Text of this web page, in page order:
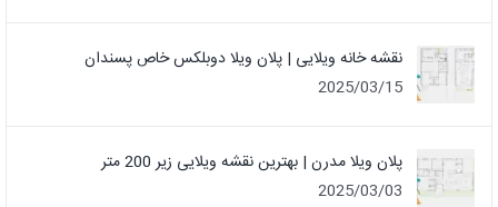
نقشه خانه ویلایی | پلان ویلا دوبلکس خاص پسندان
2025/03/15
پلان ویلا مدرن | بهترین نقشه ویلایی زیر 200 متر
2025/03/03